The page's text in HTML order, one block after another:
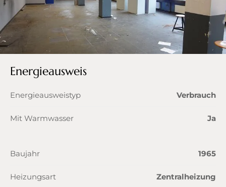
Energieausweis
Energieausweistyp Verbrauch
Mit Warmwasser Ja
Baujahr 1965
Heizungsart Zentralheizung